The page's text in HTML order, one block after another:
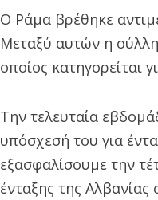
Ο Ράμα βρέθηκε
Μεταξύ αυτών η
οποίος κατηγορείται
Την τελευταία
υπόσχεσή του για
εξασφαλίσουμε την
ένταξης της